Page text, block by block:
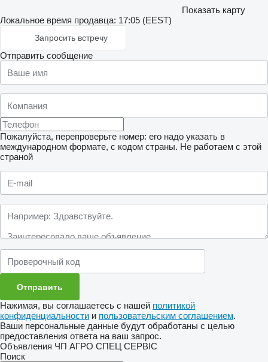
Показать карту
Локальное время продавца: 17:05 (EEST)
Запросить встречу
Отправить сообщение
Пожалуйста, перепроверьте номер: его надо указать в
международном формате, с кодом страны. Не работаем с этой
страной
Нажимая, вы соглашаетесь с нашей политикой
конфиденциальности и пользовательским соглашением.
Ваши персональные данные будут обработаны с целью
предоставления ответа на ваш запрос.
Объявления ЧП АГРО СПЕЦ СЕРВІС
Поиск